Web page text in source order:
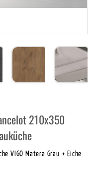
210x350
VIGO Matera Grau + Eiche